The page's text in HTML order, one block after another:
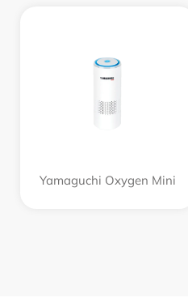
Yamaguchi Oxygen Mini